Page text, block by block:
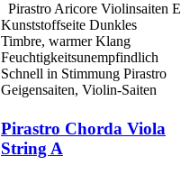
Pirastro Aricore Violinsaiten E
Kunststoffseite Dunkles
Timbre, warmer Klang
Feuchtigkeitsunempfindlich
Schnell in Stimmung Pirastro
Geigensaiten, Violin-Saiten
Pirastro Chorda Viola
String A